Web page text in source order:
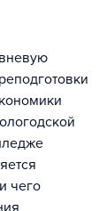
чего